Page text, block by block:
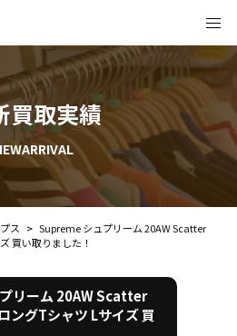
買取実績
ス > Supreme シュプリーム 20AW Scatter
買い取りました！
リーム 20AW Scatter
ングTシャツ Lサイズ 買